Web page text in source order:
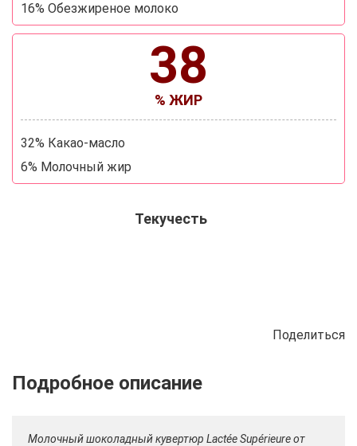
16% Обезжиреное молоко
38
% ЖИР
32% Какао-масло
6% Молочный жир
Текучесть
Поделиться
Описание Отзывы Рецепты
Молочный шоколадный кувертюр Lactée Supérieure от